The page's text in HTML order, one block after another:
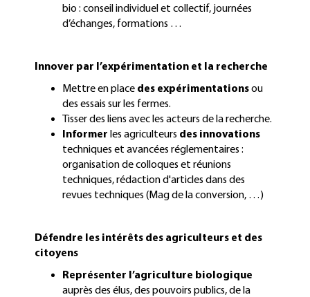
bio : conseil individuel et collectif, journées
d’échanges, formations …
Innover par l’expérimentation et la recherche
Mettre en place des expérimentationsou
des essais sur les fermes.
Tisser des liens avec les acteurs de la recherche.
Informer les agriculteurs des innovations
techniques et avancées réglementaires :
organisation de colloques et réunions
techniques, rédaction d'articles dans des
revues techniques (Mag de la conversion, …)
Défendre les intérêts des agriculteurs et des
citoyens
Représenter l’agriculture biologique
auprès des élus, des pouvoirs publics, de la